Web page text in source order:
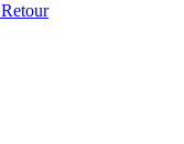
Retour